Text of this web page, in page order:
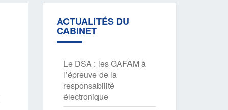
ACTUALITÉS DU
CABINET
Le DSA : les GAFAM à
l’épreuve de la
responsabilité
électronique